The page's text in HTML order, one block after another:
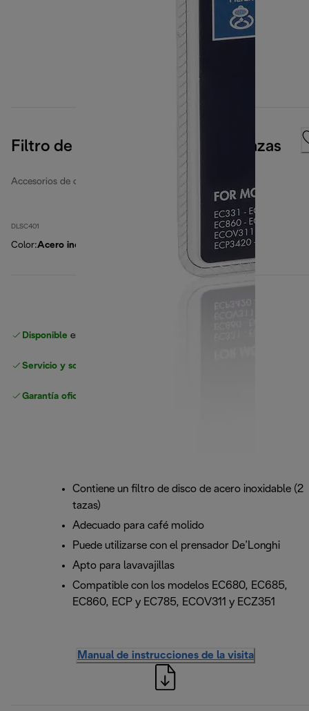
Filtro de limpieza fácil para dos tazas
Accesorios de café
DLSC401
Color:Acero inoxidable/Negro
Disponible en nuestros minoristas de confianza
Servicio y soporte sin complicaciones
Garantía oficial
Contiene un filtro de disco de acero inoxidable (2
tazas)
Adecuado para café molido
Puede utilizarse con el prensador De’Longhi
Apto para lavavajillas
Compatible con los modelos EC680, EC685,
EC860, ECP y EC785, ECOV311 y ECZ351
Manual de instrucciones de la visita